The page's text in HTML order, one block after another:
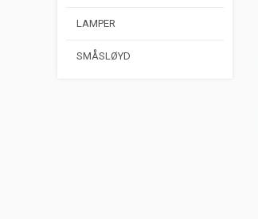
LAMPER
SMÅSLØYD